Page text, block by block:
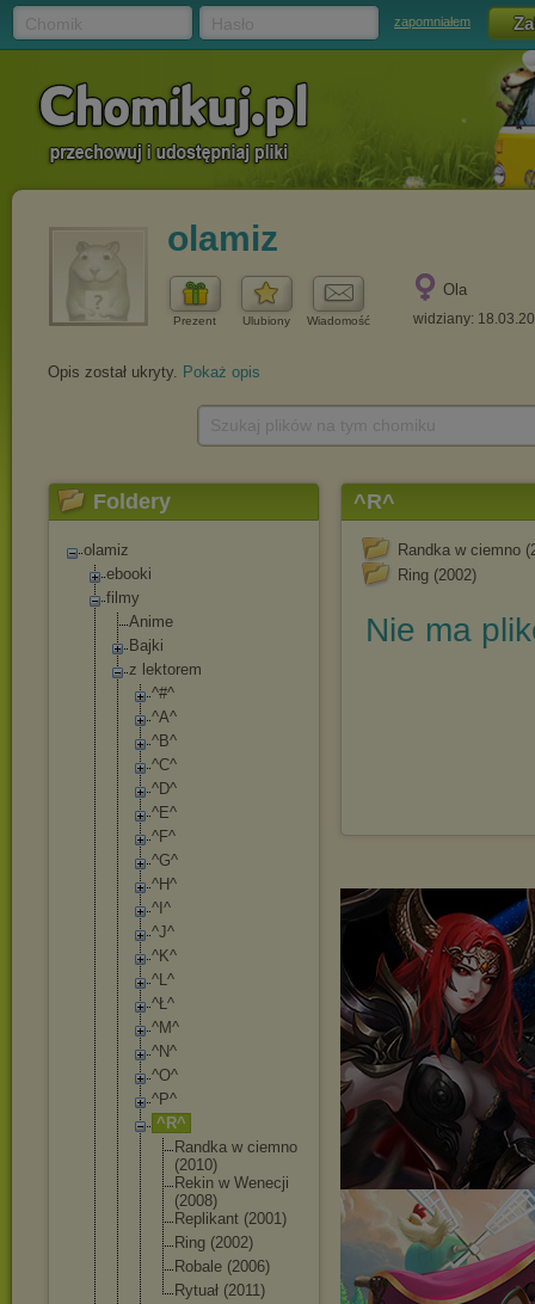
zapomniałem
olamiz
Prezent Ulubiony Wiadomość
Ola
widziany:
Opis został ukryty. Pokaż opis
Foldery
olamiz
ebooki
filmy
Anime
Bajki
z lektorem
^#^
^A^
^B^
^C^
^D^
^E^
^F^
^G^
^H^
^I^
^J^
^K^
^L^
^Ł^
^M^
^N^
^O^
^P^
^R^
Randka w ciemno
(2010)
Rekin w Wenecji
(2008)
Replikant (2001)
Ring (2002)
Robale (2006)
Rytuał (2011)
^R^
Randka w ciemno
Ring (2002)
Nie ma